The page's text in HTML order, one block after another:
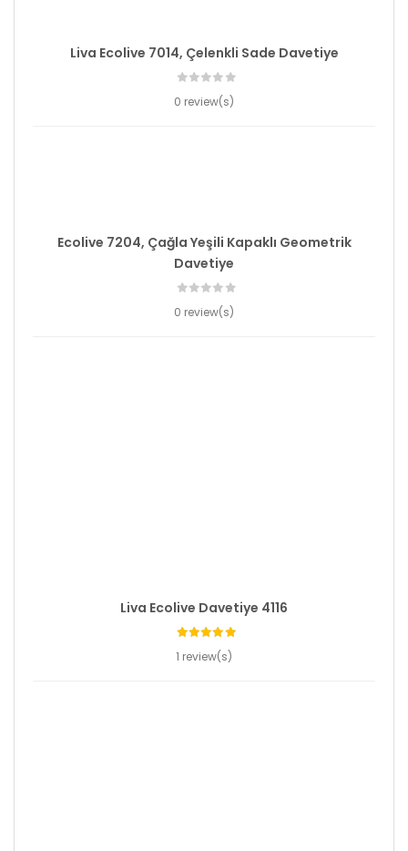
Liva Ecolive 7014, Çelenkli Sade Davetiye
0 review(s)
Ecolive 7204, Çağla Yeşili Kapaklı Geometrik
Davetiye
0 review(s)
Liva Ecolive Davetiye 4116
1 review(s)